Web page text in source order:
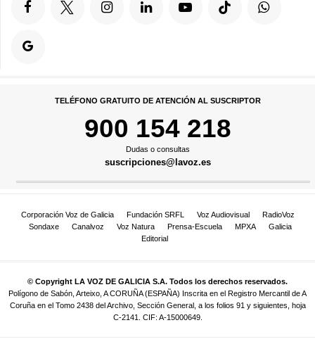
TELÉFONO GRATUITO DE ATENCIÓN AL SUSCRIPTOR
900 154 218
Dudas o consultas
suscripciones@lavoz.es
Corporación Voz de Galicia Fundación SRFL Voz Audiovisual
RadioVoz
Sondaxe
Canalvoz Voz Natura Prensa-Escuela MPXA
Galicia
Editorial
© Copyright LA VOZ DE GALICIA S.A. Todos los derechos reservados.
Polígono de Sabón, Arteixo, A CORUÑA (ESPAÑA) Inscrita en el Registro Mercantil de A
Coruña en el Tomo 2438 del Archivo, Sección General, a los folios 91 y siguientes, hoja
C-2141. CIF: A-15000649.